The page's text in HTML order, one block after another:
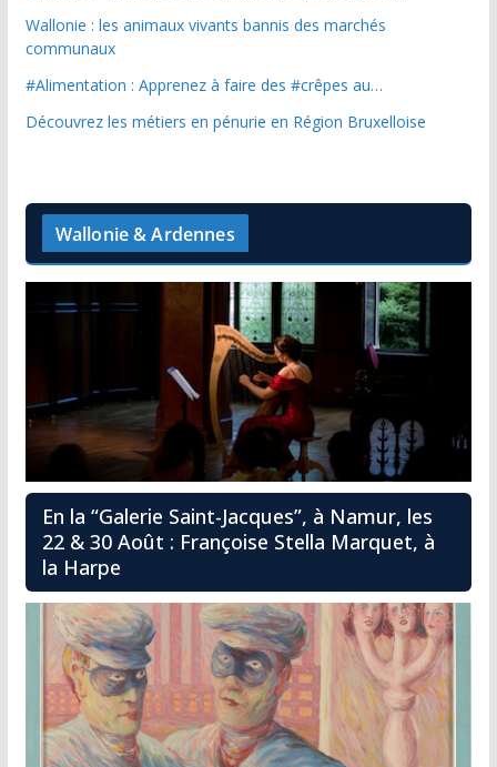
Wallonie : les animaux vivants bannis des marchés
communaux
#Alimentation : Apprenez à faire des #crêpes au…
Découvrez les métiers en pénurie en Région Bruxelloise
Wallonie & Ardennes
En la “Galerie Saint-Jacques”, à Namur, les
22 & 30 Août : Françoise Stella Marquet, à
la Harpe